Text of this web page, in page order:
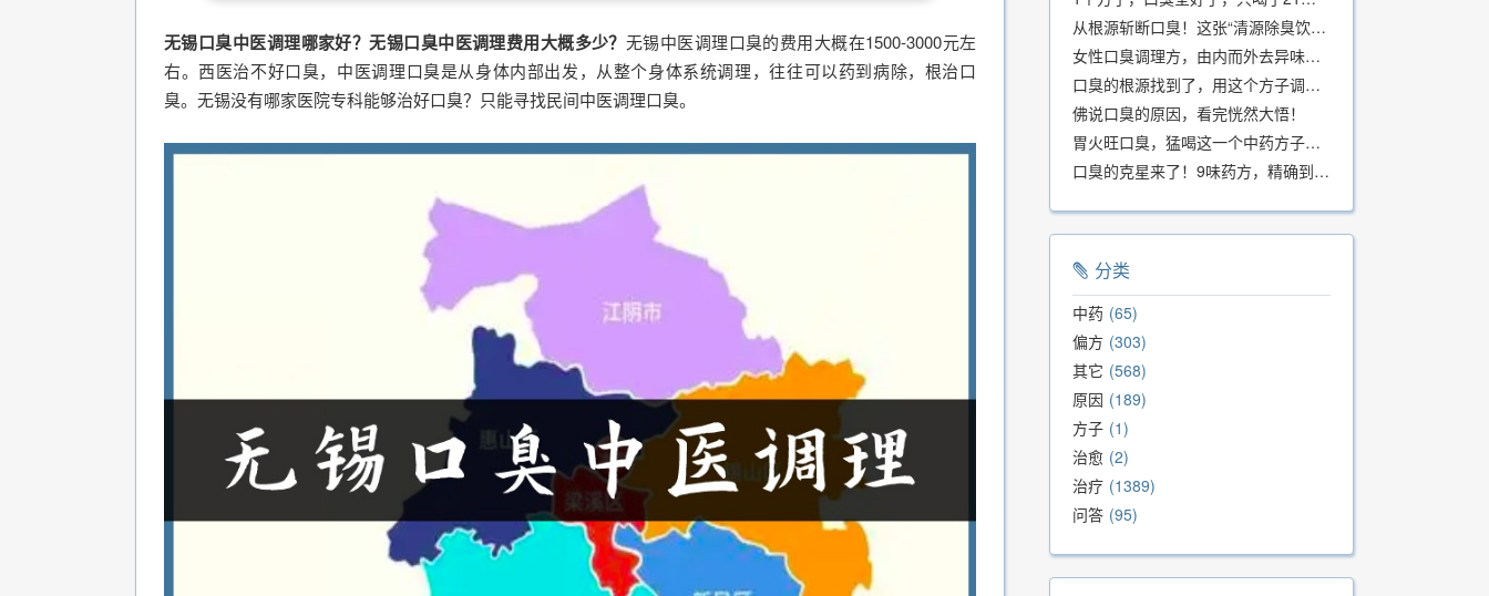
无锡口臭中医调理哪家好？无锡口臭中医调理费用大概多少？ 无锡中医调理口臭的费用大概在1500-3000元左
右。西医治不好口臭，中医调理口臭是从身体内部出发，从整个身体系统调理，往往可以药到病除，根治口
臭。无锡没有哪家医院专科能够治好口臭？只能寻找民间中医调理口臭。
从根源斩断口臭！这张“清源除臭饮”方子，我用了几十年，效果真不错
女性口臭调理方，由内而外去异味，女性体质专用！
口臭的根源找到了，用这个方子调理，21天口吐芬芳！
佛说口臭的原因，看完恍然大悟！
胃火旺口臭，猛喝这一个中药方子就好了！
口臭的克星来了！9味药方，精确到克、药食同源、安全有效，速看！
分类
中药 65
偏方 303
其它 568
原因 189
方子 1
治愈 2
治疗 1389
问答 95